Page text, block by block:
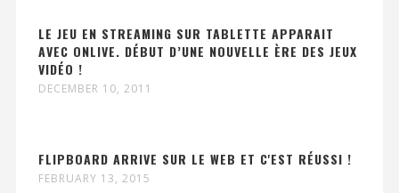
LE JEU EN STREAMING SUR TABLETTE APPARAIT
AVEC ONLIVE. DÉBUT D’UNE NOUVELLE ÈRE DES JEUX
VIDÉO !
DECEMBER 10, 2011
FLIPBOARD ARRIVE SUR LE WEB ET C'EST RÉUSSI !
FEBRUARY 13, 2015